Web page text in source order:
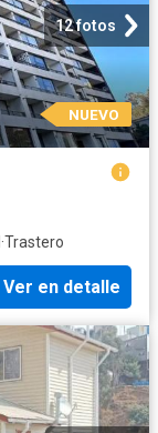
12 fotos
NUEVO
·Trastero
Ver en detalle